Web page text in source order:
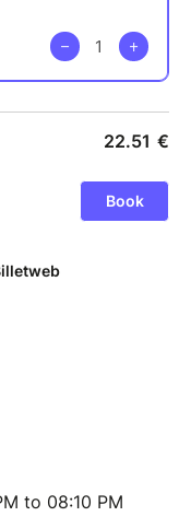
minutes avant la
- 3 minutes de
to 08:10 PM